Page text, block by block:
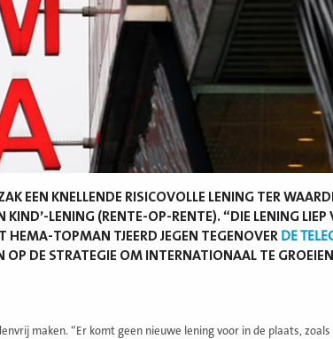
EEN KNELLENDE RISICOVOLLE LENING TER
LENING (RENTE-OP-RENTE). “DIE LENING LIEP
HEMA-TOPMAN TJEERD JEGEN TEGENOVER DE
DE STRATEGIE OM INTERNATIONAAL TE
maken. “Er komt geen nieuwe lening voor in de plaats, zoals